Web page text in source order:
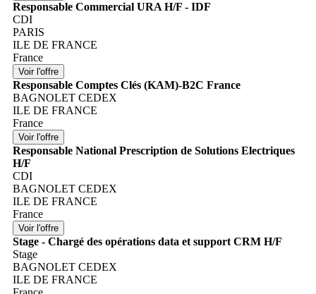
Responsable Commercial URA H/F - IDF
CDI
PARIS
ILE DE FRANCE
France
Responsable Comptes Clés (KAM)-B2C France
BAGNOLET CEDEX
ILE DE FRANCE
France
Responsable National Prescription de Solutions Electriques
H/F
CDI
BAGNOLET CEDEX
ILE DE FRANCE
France
Stage - Chargé des opérations data et support CRM H/F
Stage
BAGNOLET CEDEX
ILE DE FRANCE